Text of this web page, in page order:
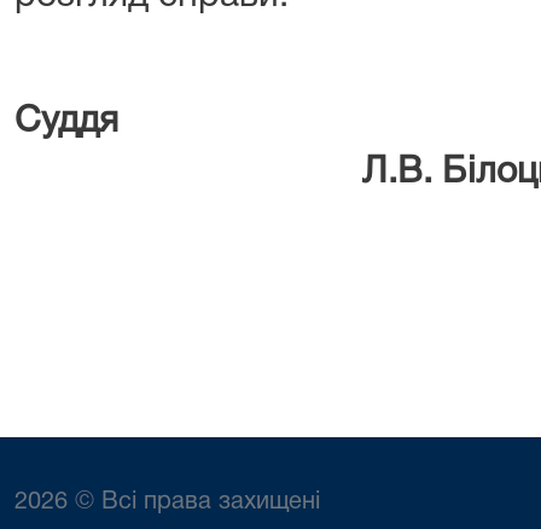
Л.В.
2026 © Всі права захищені